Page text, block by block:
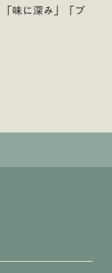
味に深み」「プ